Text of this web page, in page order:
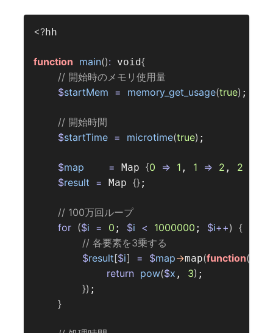
<?hh
function main(): void{
// 開始時のメモリ使用量
$startMem = memory_get_usage(true) ;
// 開始時間
$startTime = microtime(true) ;
$map = Map {0 => 1 , 1 => 2 , 2
$result = Map {};
// 100万回ループ
for ($i = 0 ; $i < 1000000 ; $i++) {
// 各要素を3乗する
$result[$i] = $map->map(function(
return pow($x , 3) ;
}) ;
}